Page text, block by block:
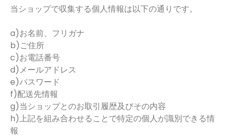
当ショップで収集する個人情報は以下の通りです。
a)お名前、フリガナ
b)ご住所
c)お電話番号
d)メールアドレス
e)パスワード
f)配送先情報
g)当ショップとのお取引履歴及びその内容
h)上記を組み合わせることで特定の個人が識別できる情
報